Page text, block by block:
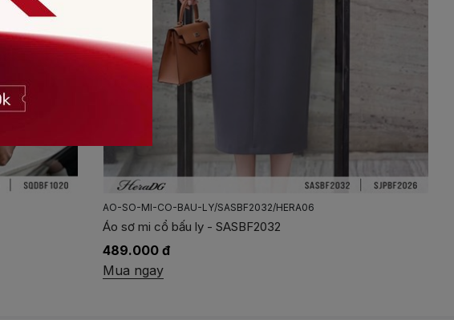
AO-LUA-HOA-TIET/SAKBF1080/HERA06
Áo lụa họa tiết - SAKBF1080
489.000 đ
Mua ngay